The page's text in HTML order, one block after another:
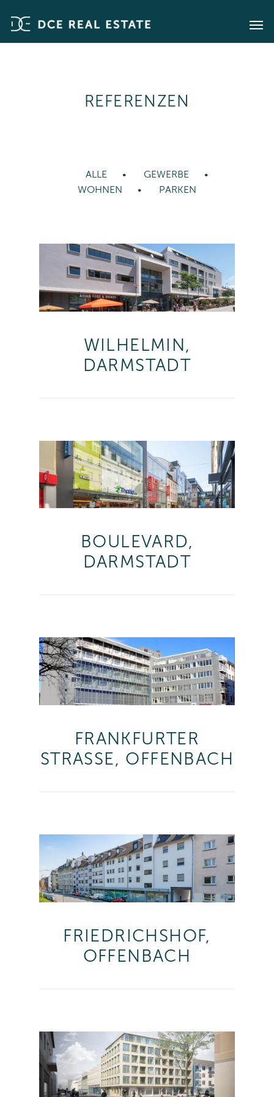
REFERENZEN
ALLE
GEWERBE
WOHNEN
PARKEN
WILHELMIN,
DARMSTADT
BOULEVARD,
DARMSTADT
FRANKFURTER
STRASSE, OFFENBACH
FRIEDRICHSHOF,
OFFENBACH